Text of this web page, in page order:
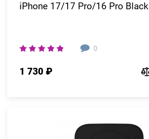
iPhone 17/17 Pro/16 Pro Black
0
1 730 ₽